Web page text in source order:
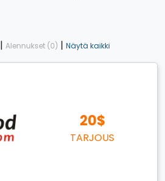
| Alennukset (0) | Näytä kaikki
20$
TARJOUS